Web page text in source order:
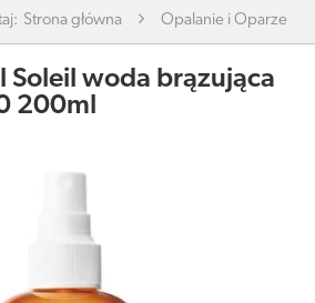
Strona główna Opalanie i Oparzenia
Soleil woda brązująca
200ml